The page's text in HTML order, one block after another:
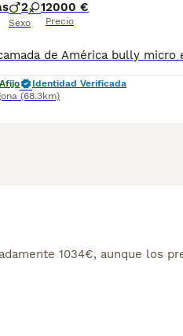
2 1
Sexo
2000 €
Precio
Identidad Verificada
(68.3km)
1034€, aunque los